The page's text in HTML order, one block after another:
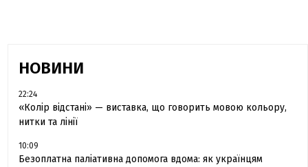
НОВИНИ
22:24
«Колір відстані» — виставка, що говорить мовою кольору,
нитки та лінії
10:09
Безоплатна паліативна допомога вдома: як українцям